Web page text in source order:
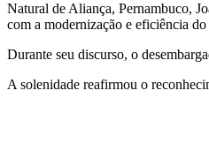
Natural de Aliança, Pernambuco,
com a modernização e eficiência
Durante seu discurso, o
A solenidade reafirmou o